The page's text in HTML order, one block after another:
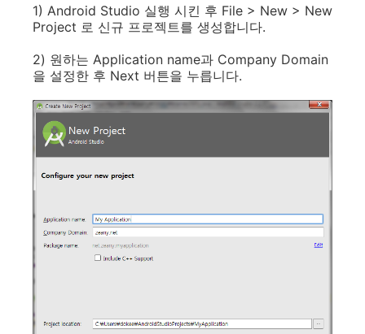
1) Android Studio 실행 시킨 후 File > New > New
Project 로 신규 프로젝트를 생성합니다.
2) 원하는 Application name과 Company Domain
을 설정한 후 Next 버튼을 누릅니다.